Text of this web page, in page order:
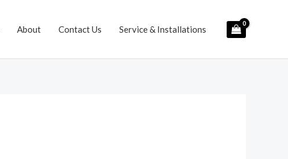
About Contact Us Service & Installations